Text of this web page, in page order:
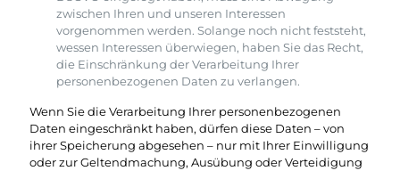
zwischen Ihren und unseren Interessen
vorgenommen werden. Solange noch nicht feststeht,
wessen Interessen überwiegen, haben Sie das Recht,
die Einschränkung der Verarbeitung Ihrer
personenbezogenen Daten zu verlangen.
Wenn Sie die Verarbeitung Ihrer personenbezogenen
Daten eingeschränkt haben, dürfen diese Daten – von
ihrer Speicherung abgesehen – nur mit Ihrer Einwilligung
oder zur Geltendmachung, Ausübung oder Verteidigung